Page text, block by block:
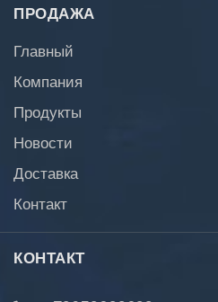
ПРОДАЖА
Главный
Компания
Продукты
Новости
Доставка
Контакт
КОНТАКТ